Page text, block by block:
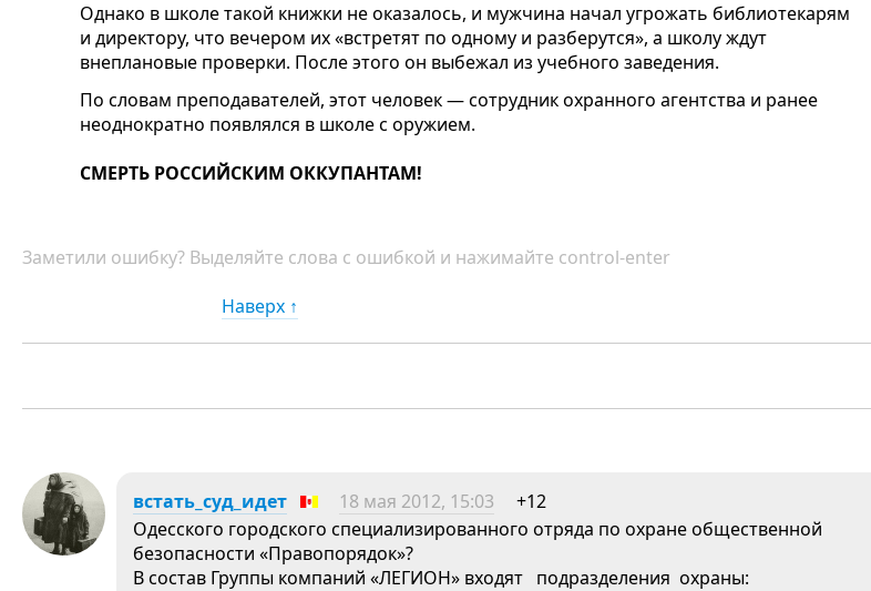
Однако в школе такой книжки не оказалось, и мужчина начал угрожать библиотекарям
и директору, что вечером их «встретят по одному и разберутся», а школу ждут
внеплановые проверки. После этого он выбежал из учебного заведения.
По словам преподавателей, этот человек — сотрудник охранного агентства и ранее
неоднократно появлялся в школе с оружием.
СМЕРТЬ РОССИЙСКИМ ОККУПАНТАМ!
Заметили ошибку? Выделяйте слова с ошибкой и нажимайте control-enter
Наверх ↑
встать_суд_идет 18 мая 2012, 15:03
+12
Одесского городского специализированного отряда по охране общественной
безопасности «Правопорядок»?
В состав Группы компаний «ЛЕГИОН» входят подразделения охраны: